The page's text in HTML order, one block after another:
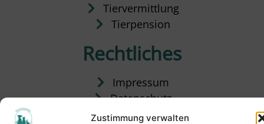
Zustimmung verwalten
Tiervermittlung
Tierpension
Rechtliches
Impressum
Datenschutz
Satzung